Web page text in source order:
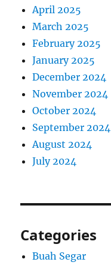
April 2025
March 2025
February 2025
January 2025
December 2024
November 2024
October 2024
September 2024
August 2024
July 2024
Categories
Buah Segar